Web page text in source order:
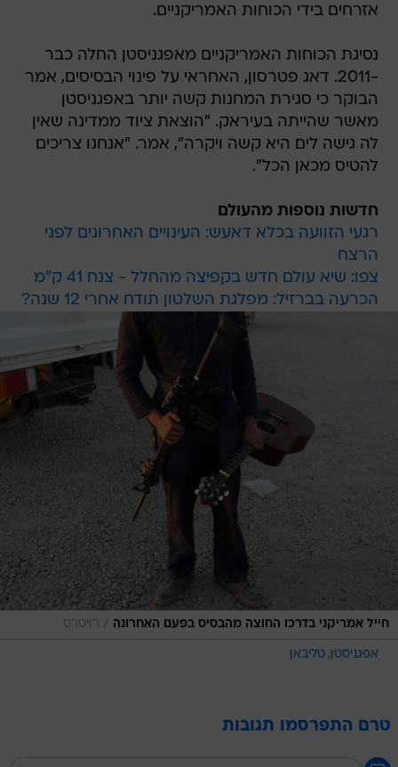
אזרחים בידי הכוחות האמריקניים.
נסיגת הכוחות האמריקניים מאפגניסטן החלה כבר
-2011. דאג פטרסון, האחראי על פינוי הבסיסים, אמר
הבוקר כי סגירת המחנות קשה יותר באפגניסטן
מאשר שהייתה בעיראק. "הוצאת ציוד ממדינה שאין
לה גישה לים היא קשה ויקרה", אמר. "אנחנו צריכים
להטיס מכאן הכל".
חדשות נוספות מהעולם
רגעי הזוועה בכלא דאעש: העינויים האחרונים לפני
הרצח
צפו: שיא עולם חדש בקפיצה מהחלל - צנח 41 ק"מ
הכרעה בברזיל: מפלגת השלטון תודח אחרי 12 שנה?
חייל אמריקני בדרכו החוצה מהבסיס בפעם האחרונה / רויטרס
אפגניסטן טליבאן
טרם התפרסמו תגובות